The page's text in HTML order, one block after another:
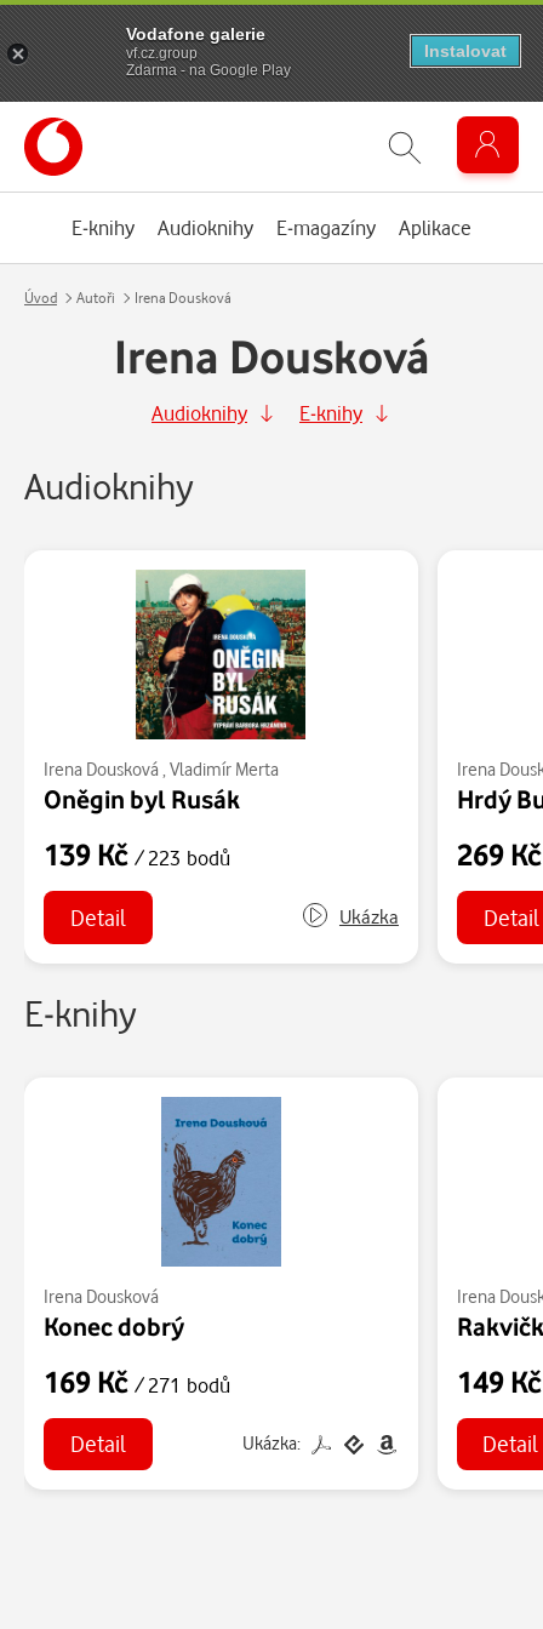
E-knihy Audioknihy E-magazíny Aplikace
Úvod Autoři Irena Dousková
Irena Dousková
Audioknihy E-knihy
Audioknihy
Irena Dousková , Vladimír Merta
Oněgin byl Rusák
139 Kč / 223 bodů
Detail Ukázka
Irena
269
Detail
E-knihy
Irena Dousková
Konec dobrý
169 Kč / 271 bodů
Detail Ukázka:
Irena
149
Detail
Vodafone galerie
vf.cz.group
Zdarma - na Google Play
Instalovat